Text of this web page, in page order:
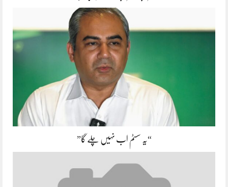
“یہ سسٹم اب نہیں چلے گا”